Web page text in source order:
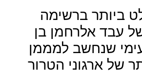
ביותר ברשימה
עבד אלרחמן בן
שנחשב למממן
של ארגוני הטרור